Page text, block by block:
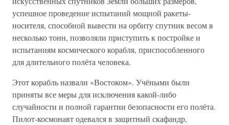
успешное проведение испытаний мощной ракеты-
носителя, способной вывести на орбиту спутник весом в
несколько тонн, позволяли приступить к постройке и
испытаниям космического корабля, приспособленного
для длительного полёта человека.
Этот корабль назвали «Востоком». Учёными были
приняты все меры для исключения какой-либо
случайности и полной гарантии безопасности его полёта.
Пилот-космонавт одевался в защитный скафандр,